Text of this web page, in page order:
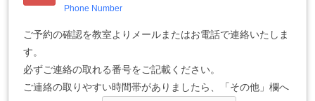
Phone Number
ご予約の確認を教室よりメールまたはお電話で連絡いたしま
す。
必ずご連絡の取れる番号をご記載ください。
ご連絡の取りやすい時間帯がありましたら、「その他」欄へ